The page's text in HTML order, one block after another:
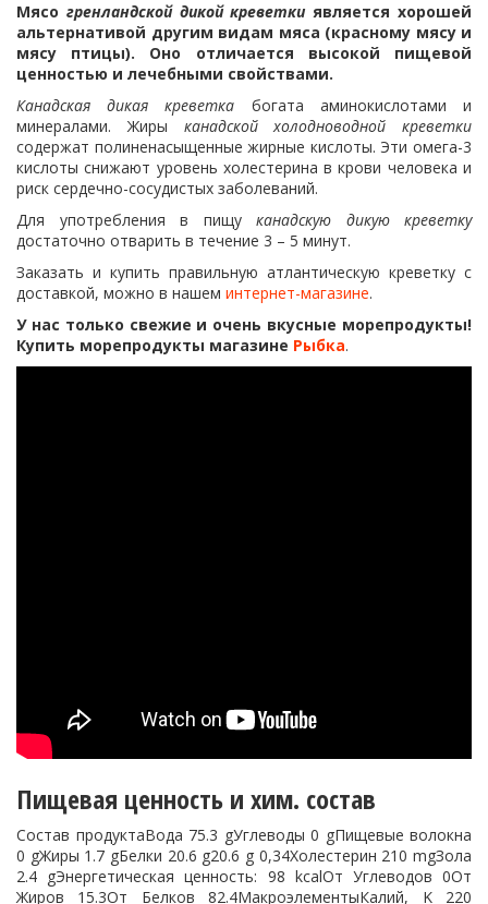
Мясо гренландской дикой креветкиявляется хорошей
альтернативой другим видам мяса (красному мясу и
мясу птицы). Оно отличается высокой пищевой
ценностью и лечебными свойствами.
Канадская дикая креветка богата аминокислотами и
минералами. Жиры канадской холодноводной креветки
содержат полиненасыщенные жирные кислоты. Эти омега-3
кислоты снижают уровень холестерина в крови человека и
риск сердечно-сосудистых заболеваний.
Для употребления в пищу канадскую дикую креветку
достаточно отварить в течение 3 – 5 минут.
Заказать и купить правильную атлантическую креветку с
доставкой, можно в нашем интернет-магазине.
У нас только свежие и очень вкусные морепродукты!
Купить морепродукты магазине Рыбка.
Пищевая ценность и хим. состав
Состав продуктаВода 75.3 gУглеводы 0 gПищевые волокна
0 gЖиры 1.7 gБелки 20.6 g20.6 g 0,34Холестерин 210 mgЗола
2.4 gЭнергетическая ценность: 98 kcalОт Углеводов 0От
Жиров 15.3От Белков 82.4МакроэлементыКалий, K 220